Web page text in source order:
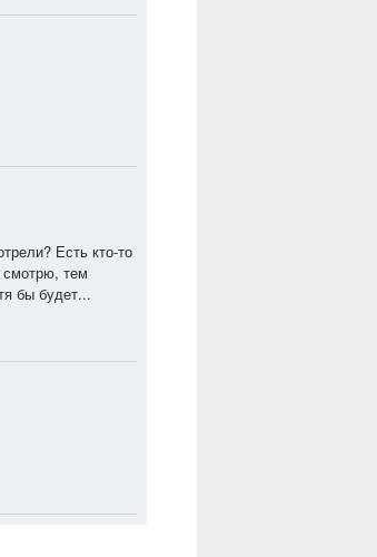
Есть кто-то
тем
бы будет...